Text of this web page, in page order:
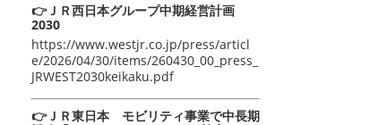
👉ＪＲ西日本グループ中期経営計画
2030
https://www.westjr.co.jp/press/articl
e/2026/04/30/items/260430_00_press_
JRWEST2030keikaku.pdf
👉ＪＲ東日本 モビリティ事業で中長期